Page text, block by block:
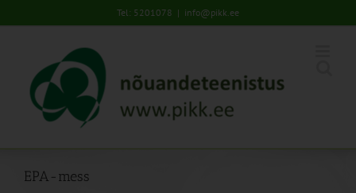
to
Tel: 5201078 | info@pikk.ee
EPA-mess